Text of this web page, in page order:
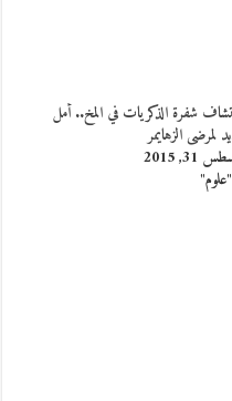
شفرة الذكريات في المخ.. أمل
لمرضى الزهايمر
2015